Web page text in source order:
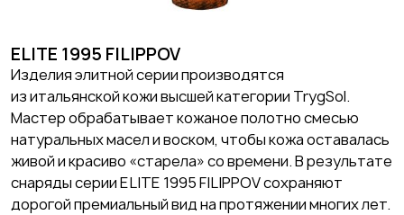
ELITE 1995 FILIPPOV
Изделия элитной серии производятся
из итальянской кожи высшей категории TrygSol.
Мастер обрабатывает кожаное полотно смесью
натуральных масел и воском, чтобы кожа оставалась
живой и красиво «старела» со времени. В результате
снаряды серии ELITE 1995 FILIPPOV сохраняют
дорогой премиальный вид на протяжении многих лет.